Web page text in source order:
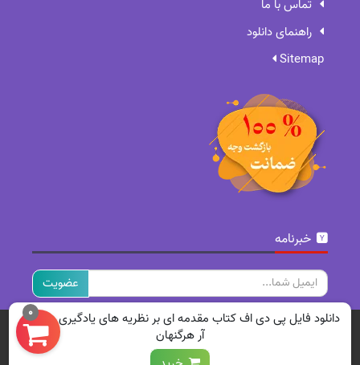
تماس با ما
راهنمای دانلود
Sitemap
خبرنامه
ایمیل
تمامی حقوق برای سایت ما محفوظ است.
0
دانلود فایل پی دی اف کتاب مقدمه ای بر نظریه های یادگیری دکتر بی
آر هرگنهان